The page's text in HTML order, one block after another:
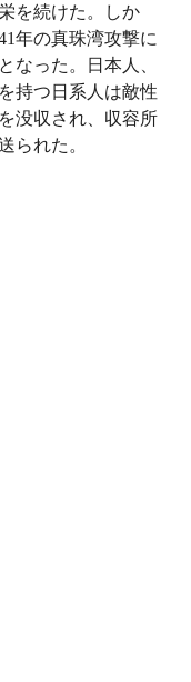
を続けた。しか
年の真珠湾攻撃に
なった。日本人、
持つ日系人は敵性
没収され、収容所
られた。